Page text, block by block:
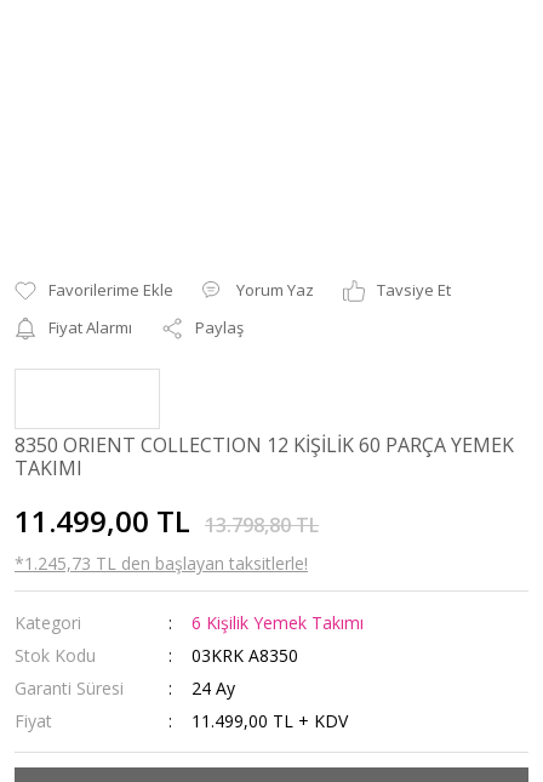
Yorum Yaz
Tavsiye Et
Fiyat Alarmı
Paylaş
8350 ORIENT COLLECTION 12 KİŞİLİK 60 PARÇA YEMEK
TAKIMI
11.499,00 TL 13.798,80 TL
*1.245,73 TL den başlayan taksitlerle!
Kategori
6 Kişilik Yemek Takımı
Stok Kodu
03KRK A8350
Garanti Süresi
24 Ay
Fiyat
11.499,00 TL + KDV